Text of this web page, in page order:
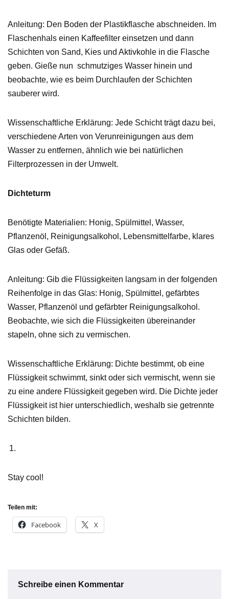
Anleitung: Den Boden der Plastikflasche abschneiden. Im
Flaschenhals einen Kaffeefilter einsetzen und dann
Schichten von Sand, Kies und Aktivkohle in die Flasche
geben. Gieße nun schmutziges Wasser hinein und
beobachte, wie es beim Durchlaufen der Schichten
sauberer wird.
Wissenschaftliche Erklärung: Jede Schicht trägt dazu bei,
verschiedene Arten von Verunreinigungen aus dem
Wasser zu entfernen, ähnlich wie bei natürlichen
Filterprozessen in der Umwelt.
Dichteturm
Benötigte Materialien: Honig, Spülmittel, Wasser,
Pflanzenöl, Reinigungsalkohol, Lebensmittelfarbe, klares
Glas oder Gefäß.
Anleitung: Gib die Flüssigkeiten langsam in der folgenden
Reihenfolge in das Glas: Honig, Spülmittel, gefärbtes
Wasser, Pflanzenöl und gefärbter Reinigungsalkohol.
Beobachte, wie sich die Flüssigkeiten übereinander
stapeln, ohne sich zu vermischen.
Wissenschaftliche Erklärung: Dichte bestimmt, ob eine
Flüssigkeit schwimmt, sinkt oder sich vermischt, wenn sie
zu eine andere Flüssigkeit gegeben wird. Die Dichte jeder
Flüssigkeit ist hier unterschiedlich, weshalb sie getrennte
Schichten bilden.
Stay cool!
Teilen mit:
Facebook X
Schreibe einen Kommentar